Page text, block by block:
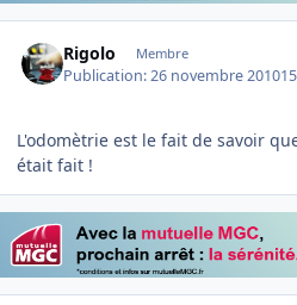
Rigolo Membre
Publication:26 novembre 2010
L'odomètrie est le fait de savoir
était fait !